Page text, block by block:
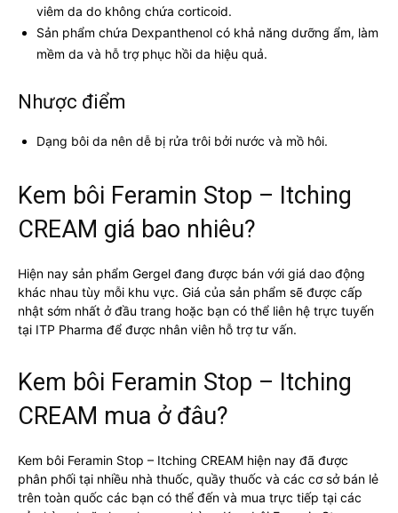
viêm da do không chứa corticoid.
Sản phẩm chứa Dexpanthenol có khả năng dưỡng ẩm, làm
mềm da và hỗ trợ phục hồi da hiệu quả.
Nhược điểm
Dạng bôi da nên dễ bị rửa trôi bởi nước và mồ hôi.
Kem bôi Feramin Stop – Itching
CREAM giá bao nhiêu?
Hiện nay sản phẩm Gergel đang được bán với giá dao động
khác nhau tùy mỗi khu vực. Giá của sản phẩm sẽ được cấp
nhật sớm nhất ở đầu trang hoặc bạn có thể liên hệ trực tuyến
tại ITP Pharma để được nhân viên hỗ trợ tư vấn.
Kem bôi Feramin Stop – Itching
CREAM mua ở đâu?
Kem bôi Feramin Stop – Itching CREAM hiện nay đã được
phân phối tại nhiều nhà thuốc, quầy thuốc và các cơ sở bán lẻ
trên toàn quốc các bạn có thể đến và mua trực tiếp tại các